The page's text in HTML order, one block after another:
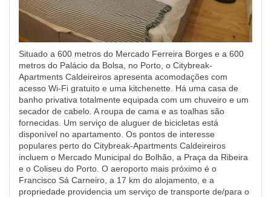
Situado a 600 metros do Mercado Ferreira Borges e a 600
metros do Palácio da Bolsa, no Porto, o Citybreak-
Apartments Caldeireiros apresenta acomodações com
acesso Wi-Fi gratuito e uma kitchenette. Há uma casa de
banho privativa totalmente equipada com um chuveiro e um
secador de cabelo. A roupa de cama e as toalhas são
fornecidas. Um serviço de aluguer de bicicletas está
disponível no apartamento. Os pontos de interesse
populares perto do Citybreak-Apartments Caldeireiros
incluem o Mercado Municipal do Bolhão, a Praça da Ribeira
e o Coliseu do Porto. O aeroporto mais próximo é o
Francisco Sá Carneiro, a 17 km do alojamento, e a
propriedade providencia um serviço de transporte de/para o